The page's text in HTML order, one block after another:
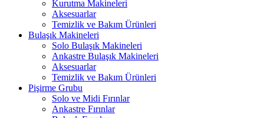
Kurutma Makineleri
Aksesuarlar
Temizlik ve Bakım Ürünleri
Bulaşık Makineleri
Solo Bulaşık Makineleri
Ankastre Bulaşık Makineleri
Aksesuarlar
Temizlik ve Bakım Ürünleri
Pişirme Grubu
Solo ve Midi Fırınlar
Ankastre Fırınlar